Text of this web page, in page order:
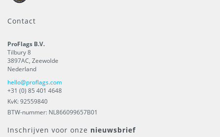
Contact
ProFlags B.V.
Tilbury 8
3897AC, Zeewolde
Nederland
hello@proflags.com
+31 (0) 85 401 4648
KvK: 92559840
BTW-nummer: NL866099657B01
Inschrijven voor onze nieuwsbrief